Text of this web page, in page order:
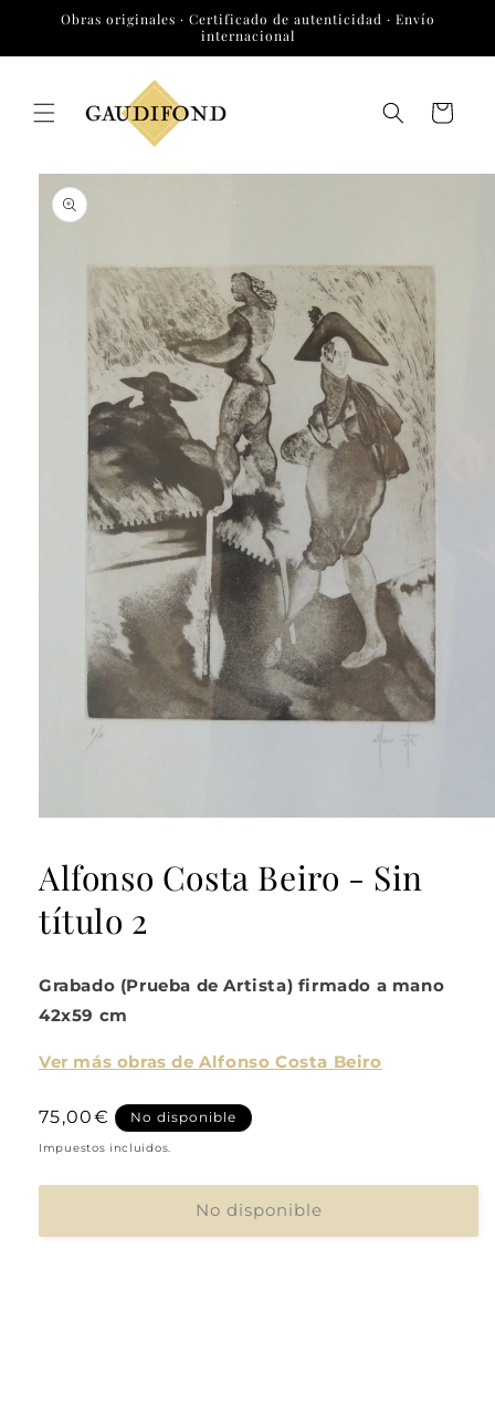
directamente
Obras originales · Certificado de autenticidad · Envío
internacional
Carrito
directamente
información
1
en
una
ventana
modal
Alfonso Costa Beiro - Sin
título 2
Grabado (Prueba de Artista) firmado a mano
42x59 cm
Ver más obras de Alfonso Costa Beiro
Precio
habitual
75,00€ No disponible
Impuestos incluidos.
No disponible